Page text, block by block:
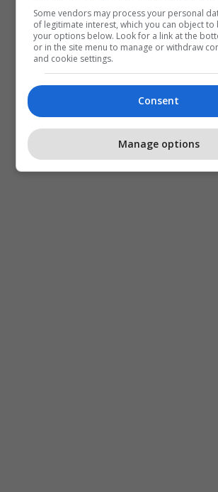
Massimiliano Allegri Transferimet
Andre-Frank Zambo Anguissa
Napoli
Some vendors may process your personal
of legitimate interest, which you can object to
your options below. Look for a link at the
or in the site menu to manage or withdraw
and cookie settings.
Consent
Manage options